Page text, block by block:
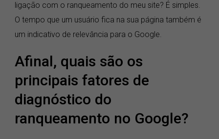
ligação com o ranqueamento do meu site? É simples.
O tempo que um usuário fica na sua página também é
um indicativo de relevância para o Google.
Afinal, quais são os
principais fatores de
diagnóstico do
ranqueamento no Google?